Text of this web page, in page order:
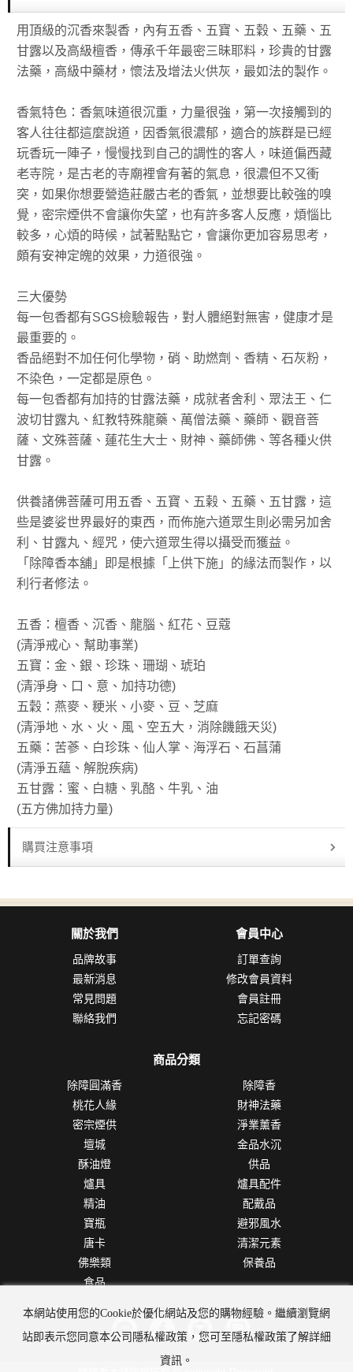
用頂級的沉香來製香，內有五香、五寶、五穀、五藥、五
甘露以及高級檀香，傳承千年最密三昧耶料，珍貴的甘露
法藥，高級中藥材，懷法及增法火供灰，最如法的製作。
香氣特色：香氣味道很沉重，力量很強，第一次接觸到的
客人往往都這麼說道，因香氣很濃郁，適合的族群是已經
玩香玩一陣子，慢慢找到自己的調性的客人，味道偏西藏
老寺院，是古老的寺廟裡會有著的氣息，很濃但不又衝
突，如果你想要營造莊嚴古老的香氣，並想要比較強的嗅
覺，密宗煙供不會讓你失望，也有許多客人反應，煩惱比
較多，心煩的時候，試著點點它，會讓你更加容易思考，
頗有安神定魄的效果，力道很強。
三大優勢
每一包香都有SGS檢驗報告，對人體絕對無害，健康才是
最重要的。
香品絕對不加任何化學物，硝、助燃劑、香精、石灰粉，
不染色，一定都是原色。
每一包香都有加持的甘露法藥，成就者舍利、眾法王、仁
波切甘露丸、紅教特殊龍藥、萬僧法藥、藥師、觀音菩
薩、文殊菩薩、蓮花生大士、財神、藥師佛、等各種火供
甘露。
供養諸佛菩薩可用五香、五寶、五榖、五藥、五甘露，這
些是婆娑世界最好的東西，而佈施六道眾生則必需另加舍
利、甘露丸、經咒，使六道眾生得以攝受而獲益。
「除障香本舖」即是根據「上供下施」的緣法而製作，以
利行者修法。
五香：檀香、沉香、龍腦、紅花、豆蔻
(清淨戒心、幫助事業)
五寶：金、銀、珍珠、珊瑚、琥珀
(清淨身、口、意、加持功德)
五穀：燕麥、粳米、小麥、豆、芝麻
(清淨地、水、火、風、空五大，消除饑餓天災)
五藥：苦蔘、白珍珠、仙人掌、海浮石、石菖蒲
(清淨五蘊、解脫疾病)
五甘露：蜜、白糖、乳酪、牛乳、油
(五方佛加持力量)
購買注意事項
關於我們
品牌故事
最新消息
常見問題
聯絡我們
會員中心
訂單查詢
修改會員資料
會員註冊
忘記密碼
商品分類
除障圓滿香
除障香
桃花人緣
財神法藥
密宗煙供
淨業薰香
壇城
金品水沉
酥油燈
供品
爐具
爐具配件
精油
配戴品
寶瓶
避邪風水
唐卡
清潔元素
佛樂類
保養品
食品
本網站使用您的Cookie於優化網站及您的購物經驗。繼續瀏覽網
站即表示您同意本公司隱私權政策，您可至隱私權政策了解詳細
資訊。